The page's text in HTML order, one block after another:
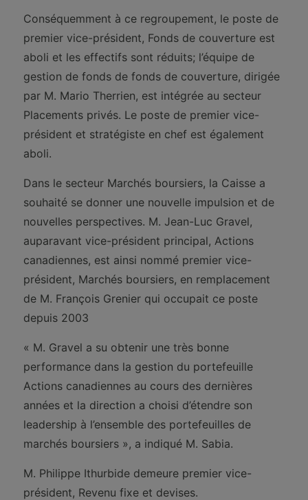
Conséquemment à ce regroupement, le poste de
premier vice-président, Fonds de couverture est
aboli et les effectifs sont réduits; l’équipe de
gestion de fonds de fonds de couverture, dirigée
par M. Mario Therrien, est intégrée au secteur
Placements privés. Le poste de premier vice-
président et stratégiste en chef est également
aboli.
Dans le secteur Marchés boursiers, la Caisse a
souhaité se donner une nouvelle impulsion et de
nouvelles perspectives. M. Jean-Luc Gravel,
auparavant vice-président principal, Actions
canadiennes, est ainsi nommé premier vice-
président, Marchés boursiers, en remplacement
de M. François Grenier qui occupait ce poste
depuis 2003
« M. Gravel a su obtenir une très bonne
performance dans la gestion du portefeuille
Actions canadiennes au cours des dernières
années et la direction a choisi d’étendre son
leadership à l’ensemble des portefeuilles de
marchés boursiers », a indiqué M. Sabia.
M. Philippe Ithurbide demeure premier vice-
président, Revenu fixe et devises.